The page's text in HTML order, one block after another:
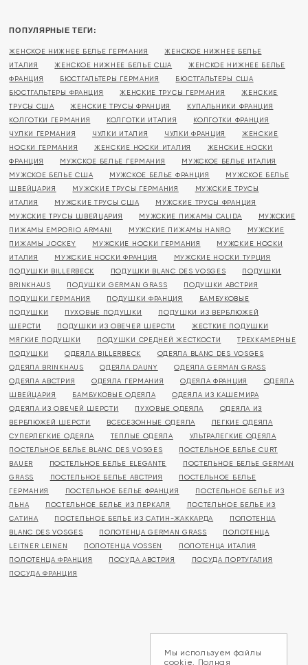
ПОПУЛЯРНЫЕ ТЕГИ:
ЖЕНСКОЕ НИЖНЕЕ БЕЛЬЕ ГЕРМАНИЯ
ЖЕНСКОЕ НИЖНЕЕ БЕЛЬЕ
ИТАЛИЯ
ЖЕНСКОЕ НИЖНЕЕ БЕЛЬЕ США
ЖЕНСКОЕ НИЖНЕЕ БЕЛЬЕ
ФРАНЦИЯ
БЮСТГАЛЬТЕРЫ ГЕРМАНИЯ
БЮСТГАЛЬТЕРЫ США
БЮСТГАЛЬТЕРЫ ФРАНЦИЯ
ЖЕНСКИЕ ТРУСЫ ГЕРМАНИЯ
ЖЕНСКИЕ
ТРУСЫ США
ЖЕНСКИЕ ТРУСЫ ФРАНЦИЯ
КУПАЛЬНИКИ ФРАНЦИЯ
КОЛГОТКИ ГЕРМАНИЯ
КОЛГОТКИ ИТАЛИЯ
КОЛГОТКИ ФРАНЦИЯ
ЧУЛКИ ГЕРМАНИЯ
ЧУЛКИ ИТАЛИЯ ЧУЛКИ ФРАНЦИЯ
ЖЕНСКИЕ
НОСКИ ГЕРМАНИЯ
ЖЕНСКИЕ НОСКИ ИТАЛИЯ
ЖЕНСКИЕ НОСКИ
ФРАНЦИЯ
МУЖСКОЕ БЕЛЬЕ ГЕРМАНИЯ
МУЖСКОЕ БЕЛЬЕ ИТАЛИЯ
МУЖСКОЕ БЕЛЬЕ США
МУЖСКОЕ БЕЛЬЕ ФРАНЦИЯ
МУЖСКОЕ БЕЛЬЕ
ШВЕЙЦАРИЯ
МУЖСКИЕ ТРУСЫ ГЕРМАНИЯ
МУЖСКИЕ ТРУСЫ
ИТАЛИЯ
МУЖСКИЕ ТРУСЫ США
МУЖСКИЕ ТРУСЫ ФРАНЦИЯ
МУЖСКИЕ ТРУСЫ ШВЕЙЦАРИЯ
МУЖСКИЕ ПИЖАМЫ CALIDA
МУЖСКИЕ
ПИЖАМЫ EMPORIO ARMANI
МУЖСКИЕ ПИЖАМЫ HANRO
МУЖСКИЕ
ПИЖАМЫ JOCKEY
МУЖСКИЕ НОСКИ ГЕРМАНИЯ
МУЖСКИЕ НОСКИ
ИТАЛИЯ
МУЖСКИЕ НОСКИ ФРАНЦИЯ
МУЖСКИЕ НОСКИ ТУРЦИЯ
ПОДУШКИ BILLERBECK
ПОДУШКИ BLANC DES VOSGES
ПОДУШКИ
BRINKHAUS
ПОДУШКИ GERMAN GRASS
ПОДУШКИ АВСТРИЯ
ПОДУШКИ ГЕРМАНИЯ
ПОДУШКИ ФРАНЦИЯ
БАМБУКОВЫЕ
ПОДУШКИ
ПУХОВЫЕ ПОДУШКИ
ПОДУШКИ ИЗ ВЕРБЛЮЖЕЙ
ШЕРСТИ
ПОДУШКИ ИЗ ОВЕЧЕЙ ШЕРСТИ
ЖЕСТКИЕ ПОДУШКИ
МЯГКИЕ ПОДУШКИ
ПОДУШКИ СРЕДНЕЙ ЖЕСТКОСТИ
ТРЕХКАМЕРНЫЕ
ПОДУШКИ
ОДЕЯЛА BILLERBECK
ОДЕЯЛА BLANC DES VOSGES
ОДЕЯЛА BRINKHAUS
ОДЕЯЛА DAUNY
ОДЕЯЛА GERMAN GRASS
ОДЕЯЛА АВСТРИЯ
ОДЕЯЛА ГЕРМАНИЯ ОДЕЯЛА ФРАНЦИЯ
ОДЕЯЛА
ШВЕЙЦАРИЯ
БАМБУКОВЫЕ ОДЕЯЛА
ОДЕЯЛА ИЗ КАШЕМИРА
ОДЕЯЛА ИЗ ОВЕЧЕЙ ШЕРСТИ
ПУХОВЫЕ ОДЕЯЛА
ОДЕЯЛА ИЗ
ВЕРБЛЮЖЕЙ ШЕРСТИ
ВСЕСЕЗОННЫЕ ОДЕЯЛА
ЛЕГКИЕ ОДЕЯЛА
СУПЕРЛЕГКИЕ ОДЕЯЛА
ТЕПЛЫЕ ОДЕЯЛА
УЛЬТРАЛЕГКИЕ ОДЕЯЛА
ПОСТЕЛЬНОЕ БЕЛЬЕ BLANC DES VOSGES
ПОСТЕЛЬНОЕ БЕЛЬЕ CURT
BAUER
ПОСТЕЛЬНОЕ БЕЛЬЕ ELEGANTE
ПОСТЕЛЬНОЕ БЕЛЬЕ GERMAN
GRASS
ПОСТЕЛЬНОЕ БЕЛЬЕ АВСТРИЯ
ПОСТЕЛЬНОЕ БЕЛЬЕ
ГЕРМАНИЯ
ПОСТЕЛЬНОЕ БЕЛЬЕ ФРАНЦИЯ
ПОСТЕЛЬНОЕ БЕЛЬЕ ИЗ
ЛЬНА
ПОСТЕЛЬНОЕ БЕЛЬЕ ИЗ ПЕРКАЛЯ
ПОСТЕЛЬНОЕ БЕЛЬЕ ИЗ
САТИНА
ПОСТЕЛЬНОЕ БЕЛЬЕ ИЗ САТИН-ЖАККАРДА
ПОЛОТЕНЦА
BLANC DES VOSGES
ПОЛОТЕНЦА GERMAN GRASS
ПОЛОТЕНЦА
LEITNER LEINEN
ПОЛОТЕНЦА VOSSEN
ПОЛОТЕНЦА ИТАЛИЯ
ПОЛОТЕНЦА ФРАНЦИЯ
ПОСУДА АВСТРИЯ
ПОСУДА ПОРТУГАЛИЯ
ПОСУДА ФРАНЦИЯ
Мы используем файлы
cookie. Полная